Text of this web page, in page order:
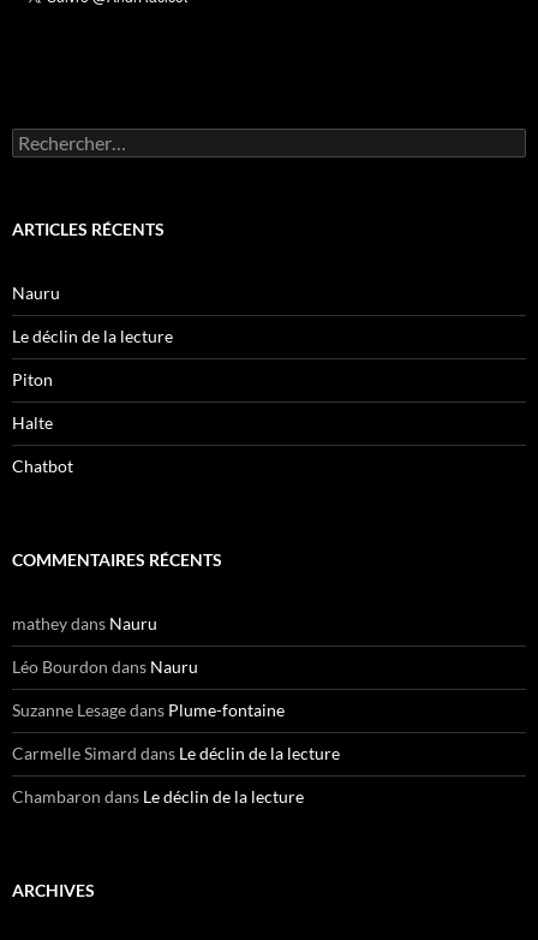
Rechercher :
ARTICLES RÉCENTS
Nauru
Le déclin de la lecture
Piton
Halte
Chatbot
COMMENTAIRES RÉCENTS
matheydans Nauru
Léo Bourdon dans Nauru
Suzanne Lesagedans Plume-fontaine
Carmelle Simard dans Le déclin de la lecture
Chambaron dans Le déclin de la lecture
ARCHIVES